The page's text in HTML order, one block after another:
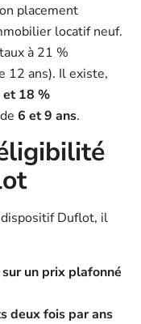
placement
locatif neuf.
à 21 %
12 ans). Il existe,
et 18 %
6 et 9 ans.
dispositif Duflot, il
un prix plafonné
deux fois par ans